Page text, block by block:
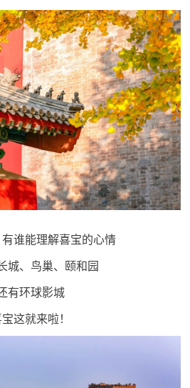
谁能理解喜宝的心情
城、鸟巢、颐和园
有环球影城
这就来啦！